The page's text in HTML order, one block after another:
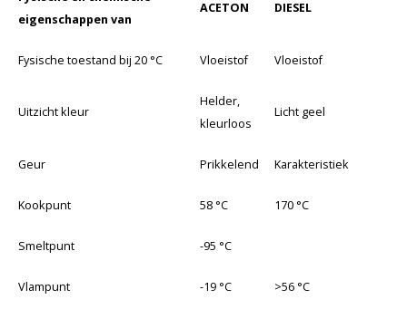
eigenschappen van
ACETON DIESEL
Fysische toestand bij 20 °C Vloeistof Vloeistof
Uitzicht kleur
Helder,
kleurloos
Licht geel
Geur Prikkelend Karakteristiek
Kookpunt 58 °C 170 °C
Smeltpunt -95 °C
Vlampunt -19 °C >56 °C